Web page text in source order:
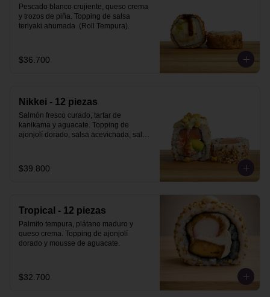
Pescado blanco crujiente, queso crema
y trozos de piña. Topping de salsa
teriyaki ahumada  (Roll Tempura).
$36.700
Nikkei - 12 piezas
Salmón fresco curado, tartar de
kanikama y aguacate. Topping de
ajonjolí dorado, salsa acevichada, salsa
$39.800
Tropical - 12 piezas
Palmito tempura, plátano maduro y
queso crema. Topping de ajonjolí
dorado y mousse de aguacate.
$32.700